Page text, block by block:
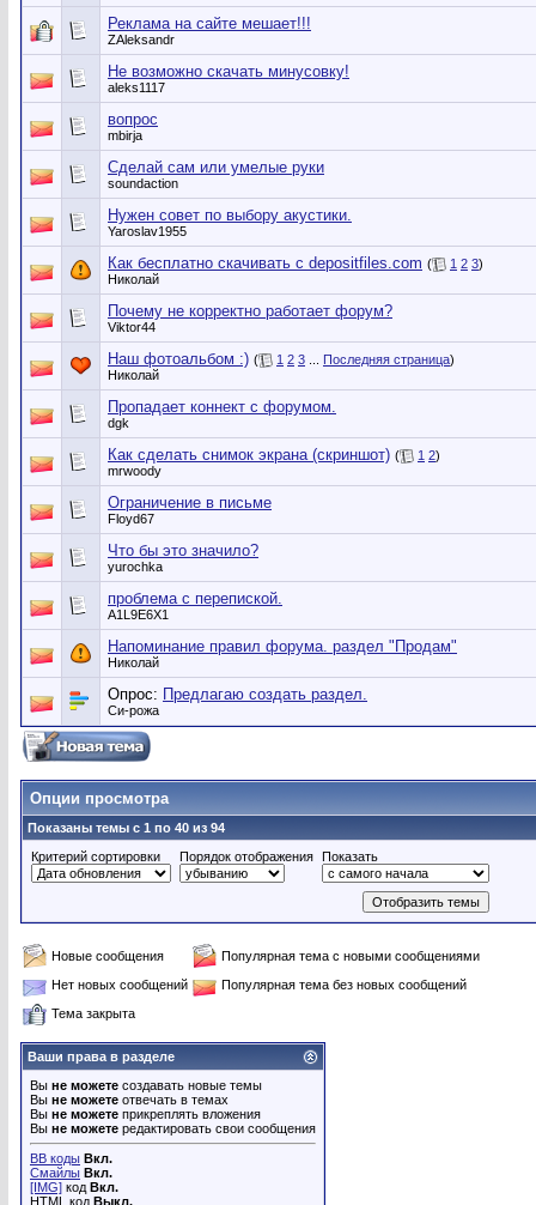
Реклама на сайте мешает!!!
ZAleksandr
Не возможно скачать минусовку!
aleks1117
вопрос
mbirja
Сделай сам или умелые руки
soundaction
Нужен совет по выбору акустики.
Yaroslav1955
Как бесплатно скачивать с depositfiles.com ( 1 2 3)
Николай
Почему не корректно работает форум?
Viktor44
Наш фотоальбом :) ( 1 2 3 Последняя страница)
Николай
Пропадает коннект с форумом.
dgk
Как сделать снимок экрана (скриншот) ( 1 2)
mrwoody
Ограничение в письме
Floyd67
Что бы это значило?
yurochka
проблема с перепиской.
A1L9E6X1
Напоминание правил форума. раздел "Продам"
Николай
Опрос: Предлагаю создать раздел.
Си-рожа
Опции просмотра
Показаны темы с 1 по 40 из 94
Критерий сортировки
Порядок отображения Показать
Новые сообщения
Популярная тема с новыми сообщениями
Нет новых сообщений
Популярная тема без новых сообщений
Тема закрыта
Ваши права в разделе
Вы не можете создавать новые темы
Вы не можете отвечать в темах
Вы не можете прикреплять вложения
Вы не можете редактировать свои сообщения
BB коды Вкл.
Смайлы Вкл.
[IMG] код Вкл.
HTML код Выкл.